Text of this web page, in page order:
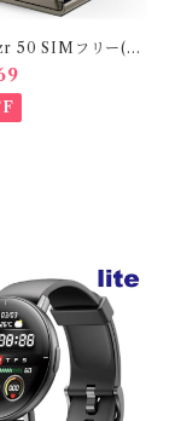
50 SIMフリー(12
motorola 折りた